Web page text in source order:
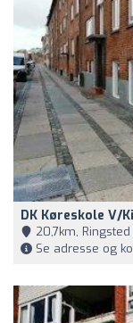
DK Køreskole V/
20,7km, Ringsted
Se adresse og